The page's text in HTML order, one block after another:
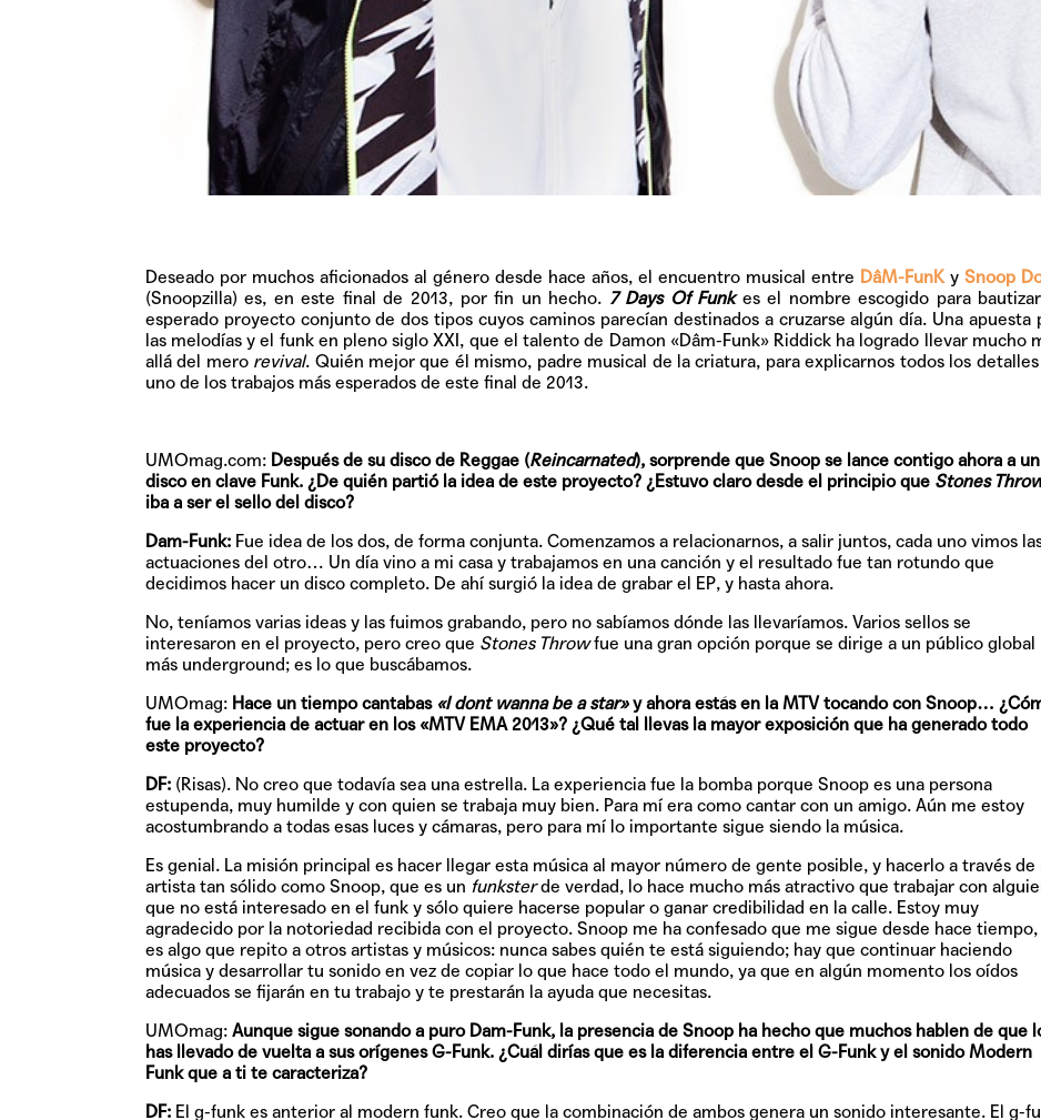
Deseado por muchos aficionados al género desde hace años, el encuentro musical entre DâM-FunKy Snoop
(Snoopzilla) es, en este final de 2013, por fin un hecho. 7 Days Of Funk es el nombre escogido para
esperado proyecto conjunto de dos tipos cuyos caminos parecían destinados a cruzarse algún día. Una apuesta
las melodías y el funk en pleno siglo XXI, que el talento de Damon «Dâm-Funk» Riddick ha logrado llevar mucho
allá del mero revival. Quién mejor que él mismo, padre musical de la criatura, para explicarnos todos los detalles
uno de los trabajos más esperados de este final de 2013.
UMOmag.com: Después de su disco de Reggae (Reincarnated), sorprende que Snoop se lance contigo ahora a un
disco en clave Funk. ¿De quién partió la idea de este proyecto? ¿Estuvo claro desde el principio que Stones
iba a ser el sello del disco?
Dam-Funk: Fue idea de los dos, de forma conjunta. Comenzamos a relacionarnos, a salir juntos, cada uno vimos
actuaciones del otro… Un día vino a mi casa y trabajamos en una canción y el resultado fue tan rotundo que
decidimos hacer un disco completo. De ahí surgió la idea de grabar el EP, y hasta ahora.
No, teníamos varias ideas y las fuimos grabando, pero no sabíamos dónde las llevaríamos. Varios sellos se
interesaron en el proyecto, pero creo que Stones Throwfue una gran opción porque se dirige a un público global
más underground; es lo que buscábamos.
UMOmag:Hace un tiempo cantabas «I dont wanna be a star»y ahora estás en la MTV tocando con Snoop…
fue la experiencia de actuar en los «MTV EMA 2013»? ¿Qué tal llevas la mayor exposición que ha generado todo
este proyecto?
DF:(Risas). No creo que todavía sea una estrella. La experiencia fue la bomba porque Snoop es una persona
estupenda, muy humilde y con quien se trabaja muy bien. Para mí era como cantar con un amigo. Aún me estoy
acostumbrando a todas esas luces y cámaras, pero para mí lo importante sigue siendo la música.
Es genial. La misión principal es hacer llegar esta música al mayor número de gente posible, y hacerlo a través de
artista tan sólido como Snoop, que es un funksterde verdad, lo hace mucho más atractivo que trabajar con
que no está interesado en el funk y sólo quiere hacerse popular o ganar credibilidad en la calle. Estoy muy
agradecido por la notoriedad recibida con el proyecto. Snoop me ha confesado que me sigue desde hace tiempo,
es algo que repito a otros artistas y músicos: nunca sabes quién te está siguiendo; hay que continuar haciendo
música y desarrollar tu sonido en vez de copiar lo que hace todo el mundo, ya que en algún momento los oídos
adecuados se fijarán en tu trabajo y te prestarán la ayuda que necesitas.
UMOmag: Aunque sigue sonando a puro Dam-Funk, la presencia de Snoop ha hecho que muchos hablen de que
has llevado de vuelta a sus orígenes G-Funk. ¿Cuál dirías que es la diferencia entre el G-Funk y el sonido Modern
Funk que a ti te caracteriza?
DF:El g-funk es anterior al modern funk. Creo que la combinación de ambos genera un sonido interesante. El g-